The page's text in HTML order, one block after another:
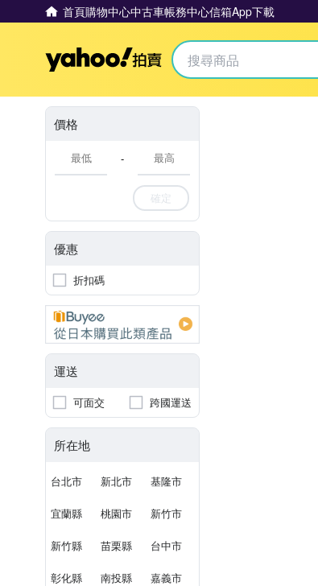
首頁購物中心中古車帳務中心信箱App下載
Yahoo拍賣
價格
-
確定
優惠
折扣碼
運送
可面交 跨國運送
所在地
台北市 新北市 基隆市
宜蘭縣 桃園市 新竹市
新竹縣 苗栗縣 台中市
彰化縣 南投縣 嘉義市